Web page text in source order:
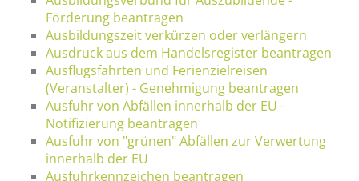
Förderung beantragen
Ausbildungszeit verkürzen oder verlängern
Ausdruck aus dem Handelsregister beantragen
Ausflugsfahrten und Ferienzielreisen
(Veranstalter) - Genehmigung beantragen
Ausfuhr von Abfällen innerhalb der EU -
Notifizierung beantragen
Ausfuhr von "grünen" Abfällen zur Verwertung
innerhalb der EU
Ausfuhrkennzeichen beantragen